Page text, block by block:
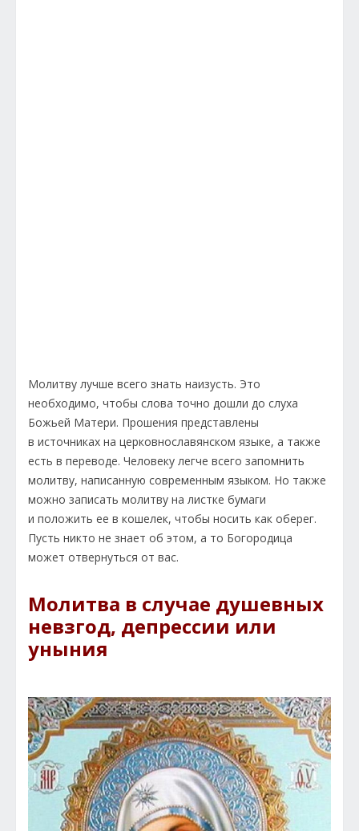
Молитву лучше всего знать наизусть. Это
необходимо, чтобы слова точно дошли до слуха
Божьей Матери. Прошения представлены
в источниках на церковнославянском языке, а также
есть в переводе. Человеку легче всего запомнить
молитву, написанную современным языком. Но также
можно записать молитву на листке бумаги
и положить ее в кошелек, чтобы носить как оберег.
Пусть никто не знает об этом, а то Богородица
может отвернуться от вас.
Молитва в случае душевных
невзгод, депрессии или
уныния